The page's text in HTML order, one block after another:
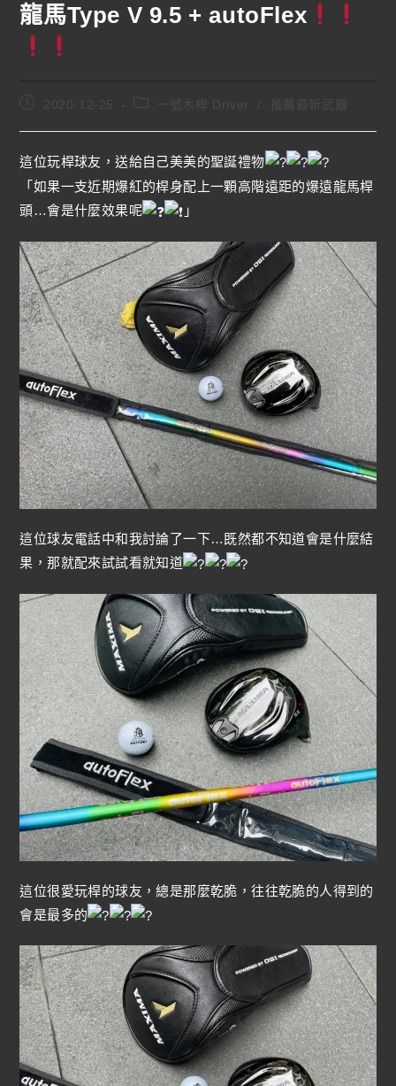
龍馬Type V 9.5 + autoFlex
這位玩桿球友，送給自己美美的聖誕禮物
「如果一支近期爆紅的桿身配上一顆高階遠距的爆遠龍馬桿
頭…會是什麼效果呢
」
這位球友電話中和我討論了一下…既然都不知道會是什麼結
果，那就配來試試看就知道
這位很愛玩桿的球友，總是那麼乾脆，往往乾脆的人得到的
會是最多的